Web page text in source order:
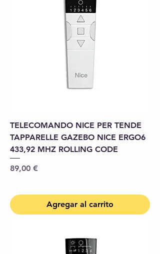
TELECOMANDO NICE PER TENDE
TAPPARELLE GAZEBO NICE ERGO6
433,92 MHZ ROLLING CODE
Precio
89,00 €
Agregar al carrito